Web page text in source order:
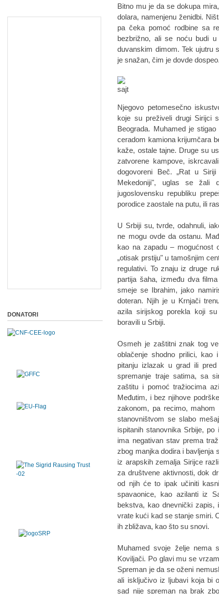
Bitno mu je da se dokupa
dolara, namenjenu ženidbi.
pa čeka pomoć rodbine sa
bezbrižno, ali se noću budi
duvanskim dimom. Tek ujutru
je snažan, čim je dovde
Njegovo petomesečno
koje su preživeli drugi Sirijci
Beograda. Muhamed je
ceradom kamiona krijumčara
kaže, ostale tajne. Druge su
zatvorene kampove,
dogovoreni Beč. „Rat u
Mekedoniji", uglas se žali
jugoslovensku republiku
porodice zaostale na putu, ili
U Srbiji su, tvrde, odahnuli,
ne mogu ovde da ostanu.
kao na zapadu – mogućnost
„otisak prstiju" u tamošnjim
regulativi. To znaju iz druge
partija šaha, između dva
smeje se Ibrahim, jako
doteran. Njih je u Krnjači
azila sirijskog porekla koji
boravili u Srbiji.
Osmeh je zaštitni znak tog
oblačenje shodno prilici,
pitanju izlazak u grad ili
spremanje traje satima, sa
zaštitu i pomoć tražiocima
Međutim, i bez njihove
zakonom, pa recimo,
stanovništvom se slabo
ispitanih stanovnika Srbije,
ima negativan stav prema
zbog manjka dodira i bavljenja
iz arapskih zemalja Sirijce
za društvene aktivnosti, dok
od njih će to ipak učiniti
spavaonice, kao azilanti iz
bekstva, kao dnevnički
vrate kući kad se stanje smiri.
ih zbližava, kao što su snovi.
Muhamed svoje želje nema
Koviljači. Po glavi mu se
Spreman je da se oženi
ali isključivo iz ljubavi koja bi
sad nije spreman na brak
DONATORI